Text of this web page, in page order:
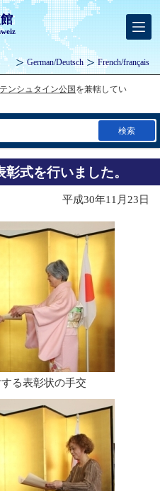
German/Deutsch French/français
ンシュタイン公国 を兼轄してい
検索
式を行いました。
平成30年11月23日
る表彰状の手交